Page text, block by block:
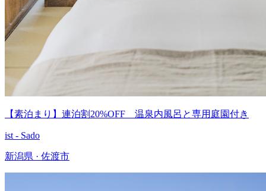
【素泊まり】連泊割20%OFF 温泉内風呂と専用庭園付き
ist - Sado
新潟県 · 佐渡市